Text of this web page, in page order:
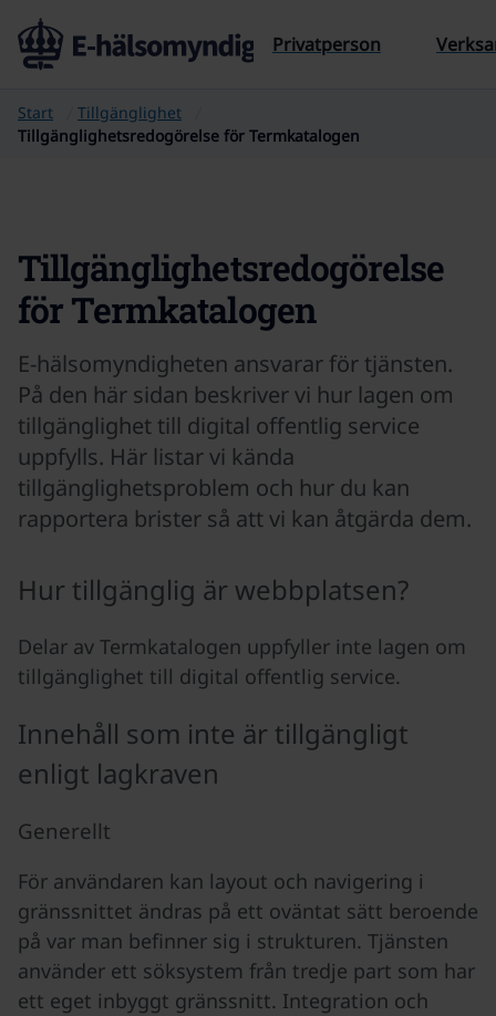
Till sidans innehåll
Privatperson
Start
Tillgänglighet
Tillgänglighetsredogörelse för Termkatalogen
Tillgänglighetsredogörelse
för Termkatalogen
E-hälsomyndigheten ansvarar för tjänsten.
På den här sidan beskriver vi hur lagen om
tillgänglighet till digital offentlig service
uppfylls. Här listar vi kända
tillgänglighetsproblem och hur du kan
rapportera brister så att vi kan åtgärda dem.
Hur tillgänglig är webbplatsen?
Delar av Termkatalogen uppfyller inte lagen om
tillgänglighet till digital offentlig service.
Innehåll som inte är tillgängligt
enligt lagkraven
Generellt
För användaren kan layout och navigering i
gränssnittet ändras på ett oväntat sätt beroende
på var man befinner sig i strukturen. Tjänsten
använder ett söksystem från tredje part som har
ett eget inbyggt gränssnitt. Integration och